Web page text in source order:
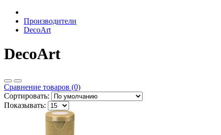
Производители
DecoArt
DecoArt
Сравнение товаров (0)
Сортировать:
Показывать: